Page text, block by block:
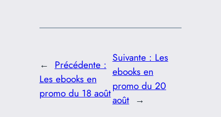
← Précédente :
Les ebooks en
promo du 18 août
Suivante : Les
ebooks en
promo du 20
août →